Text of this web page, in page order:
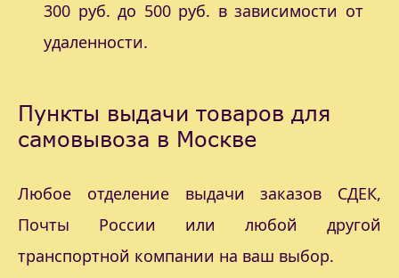
300 руб. до 500 руб. в зависимости от
удаленности.
Пункты выдачи товаров для
самовывоза в Москве
Любое отделение выдачи заказов СДЕК,
Почты России или любой другой
транспортной компании на ваш выбор.